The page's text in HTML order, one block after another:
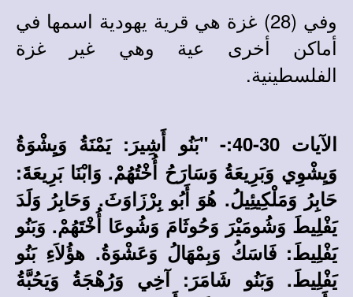
وفي (28) غزة هي قرية يهودية اسمها في
أماكن أخرى عية وهي غير غزة
الفلسطينية.
الآيات 30-40:-
"بَنُو أَشِيرَ: يَمْنَةُ وَيِشْوَةُ
وَيِشْوِي وَبَرِيعَةُ وَسَارَحُ أُخْتُهُمْ. وَابْنَا بَرِيعَةَ:
حَابِرُ وَمَلْكِيئِيلُ. هُوَ أَبُو بِرْزَاوَثَ. وَحَابِرُ وَلَدَ
يَفْلِيطَ وَشُومَيْرَ وَحُوثَامَ وَشُوعَا أُخْتَهُمْ. وَبَنُو
يَفْلِيطَ: فَاسَكُ وَبِمْهَالُ وَعَشْوَةُ. هؤُلاَءِ بَنُو
يَفْلِيطَ. وَبَنُو شَامَرَ: آخِي وَرُهْجَةُ وَيَحُبَّةُ